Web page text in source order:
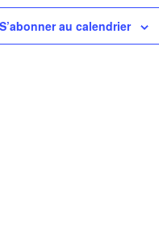
S’abonner au calendrier